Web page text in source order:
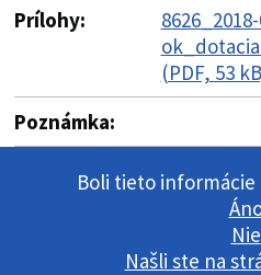
Prílohy:
(PDF, 53
Poznámka:
Boli tieto informácie
Nie
Našli ste na